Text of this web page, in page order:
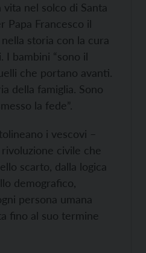
nel solco di Santa
Papa Francesco il
storia con la cura
I bambini “sono il
che portano avanti.
della famiglia. Sono
la fede”.
i vescovi –
civile che
scarto, dalla logica
demografico,
persona umana
fino al suo termine